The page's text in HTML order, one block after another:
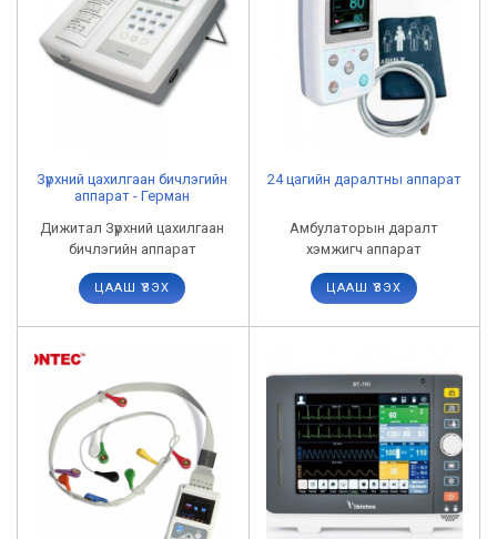
Зүрхний цахилгаан бичлэгийн
аппарат - Герман
Дижитал Зүрхний цахилгаан
бичлэгийн аппарат
ЦААШ ҮЗЭХ
24 цагийн даралтны аппарат
Амбулаторын даралт
хэмжигч аппарат
ЦААШ ҮЗЭХ